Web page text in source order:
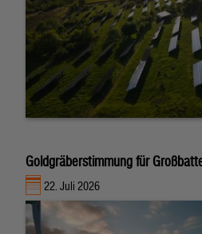
Goldgräberstimmung für
22. Juli 2026